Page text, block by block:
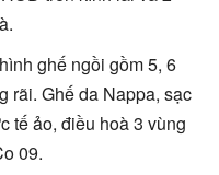
ghế ngồi gồm 5, 6
rãi. Ghế da Nappa, sạc
tế ảo, điều hoà 3 vùng
09.